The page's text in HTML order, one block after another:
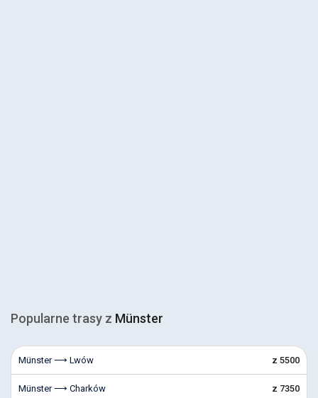
Popularne trasy z Münster
Münster ⟶ Lwów z 5500
Münster ⟶ Charków z 7350